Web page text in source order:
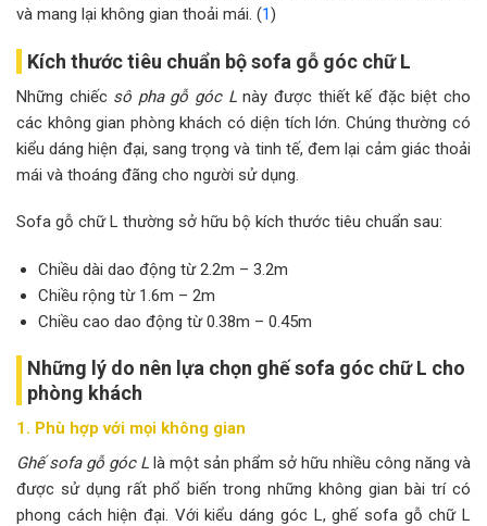
và mang lại không gian thoải mái. (1)
Kích thước tiêu chuẩn bộ sofa gỗ góc chữ L
Những chiếc sô pha gỗ góc Lnày được thiết kế đặc biệt cho
các không gian phòng khách có diện tích lớn. Chúng thường có
kiểu dáng hiện đại, sang trọng và tinh tế, đem lại cảm giác thoải
mái và thoáng đãng cho người sử dụng.
Sofa gỗ chữ L thường sở hữu bộ kích thước tiêu chuẩn sau:
Chiều dài dao động từ 2.2m – 3.2m
Chiều rộng từ 1.6m – 2m
Chiều cao dao động từ 0.38m – 0.45m
Những lý do nên lựa chọn ghế sofa góc chữ L cho
phòng khách
1. Phù hợp với mọi không gian
Ghế sofa gỗ góc L là một sản phẩm sở hữu nhiều công năng và
được sử dụng rất phổ biến trong những không gian bài trí có
phong cách hiện đại. Với kiểu dáng góc L, ghế sofa gỗ chữ L